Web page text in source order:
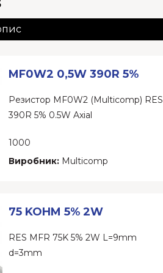
MF0W2 0,5W 390R 5%
Резистор MF0W2 (Multicomp) RES
390R 5% 0.5W Axial
1000
Виробник: Multicomp
75 KOHM 5% 2W
RES MFR 75K 5% 2W L=9mm
d=3mm